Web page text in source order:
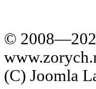
©
(C) Joomla